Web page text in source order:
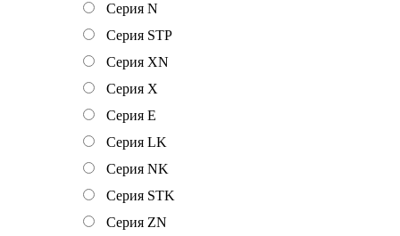
Серия N
Серия STP
Серия XN
Серия Х
Серия Е
Серия LK
Серия NK
Серия STK
Серия ZN